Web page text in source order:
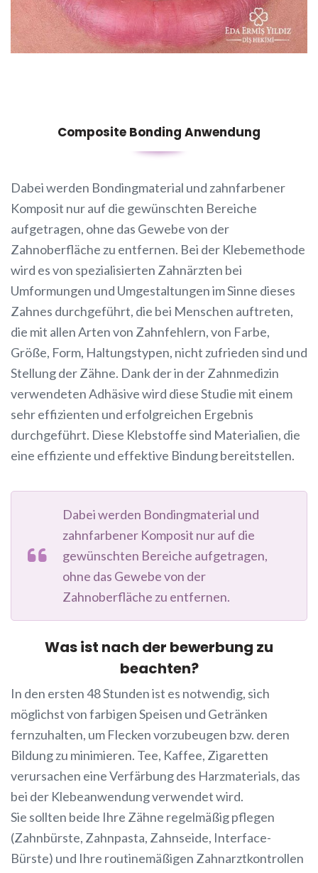
Composite Bonding Anwendung
Dabei werden Bondingmaterial und zahnfarbener
Komposit nur auf die gewünschten Bereiche
aufgetragen, ohne das Gewebe von der
Zahnoberfläche zu entfernen. Bei der Klebemethode
wird es von spezialisierten Zahnärzten bei
Umformungen und Umgestaltungen im Sinne dieses
Zahnes durchgeführt, die bei Menschen auftreten,
die mit allen Arten von Zahnfehlern, von Farbe,
Größe, Form, Haltungstypen, nicht zufrieden sind und
Stellung der Zähne. Dank der in der Zahnmedizin
verwendeten Adhäsive wird diese Studie mit einem
sehr effizienten und erfolgreichen Ergebnis
durchgeführt. Diese Klebstoffe sind Materialien, die
eine effiziente und effektive Bindung bereitstellen.
Dabei werden Bondingmaterial und
zahnfarbener Komposit nur auf die
gewünschten Bereiche aufgetragen,
ohne das Gewebe von der
Zahnoberfläche zu entfernen.
Was ist nach der bewerbung zu
beachten?
In den ersten 48 Stunden ist es notwendig, sich
möglichst von farbigen Speisen und Getränken
fernzuhalten, um Flecken vorzubeugen bzw. deren
Bildung zu minimieren. Tee, Kaffee, Zigaretten
verursachen eine Verfärbung des Harzmaterials, das
bei der Klebeanwendung verwendet wird.
Sie sollten beide Ihre Zähne regelmäßig pflegen
(Zahnbürste, Zahnpasta, Zahnseide, Interface-
Bürste) und Ihre routinemäßigen Zahnarztkontrollen